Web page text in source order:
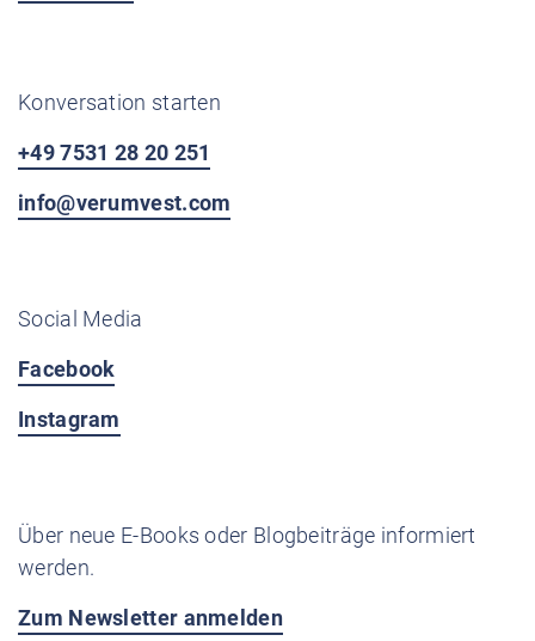
Konversation starten
+49 7531 28 20 251
info@verumvest.com
Social Media
Facebook
Instagram
Über neue E-Books oder Blogbeiträge informiert
werden.
Zum Newsletter anmelden